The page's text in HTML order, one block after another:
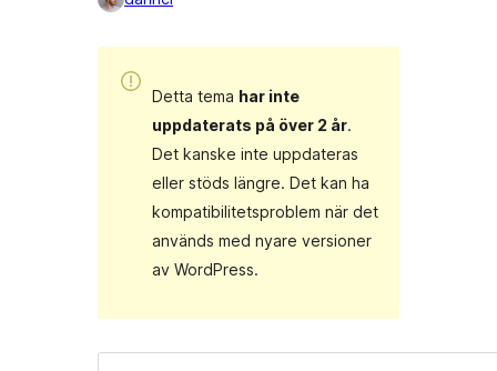
Detta tema har inte
uppdaterats på över 2 år.
Det kanske inte uppdateras
eller stöds längre. Det kan ha
kompatibilitetsproblem när det
används med nyare versioner
av WordPress.